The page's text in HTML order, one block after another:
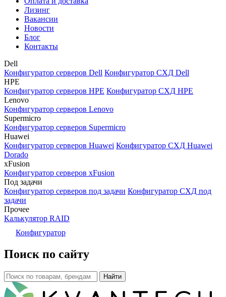
Лизинг
Вакансии
Новости
Блог
Контакты
Dell
Конфигуратор серверов Dell Конфигуратор СХД Dell
HPE
Конфигуратор серверов HPE Конфигуратор СХД HPE
Lenovo
Конфигуратор серверов Lenovo
Supermicro
Конфигуратор серверов Supermicro
Huawei
Конфигуратор серверов Huawei Конфигуратор СХД Huawei
Dorado
xFusion
Конфигуратор серверов xFusion
Под задачи
Конфигуратор серверов под задачи Конфигуратор СХД под
задачи
Прочее
Калькулятор RAID
Конфигуратор
Поиск по сайту